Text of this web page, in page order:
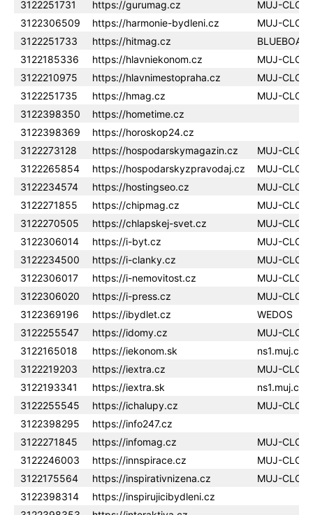
3122251731 https://gurumag.cz
MUJ-
3122306509
https://harmonie-bydleni.cz
MUJ-
3122251733
https://hitmag.cz
3122185336
https://hlavniekonom.cz
MUJ-
3122210975
https://hlavnimestopraha.cz
MUJ-
3122251735
https://hmag.cz
MUJ-
3122398350
https://hometime.cz
3122398369
https://horoskop24.cz
3122273128
https://hospodarskymagazin.cz
MUJ-
3122265854
https://hospodarskyzpravodaj.cz
MUJ-
3122234574
https://hostingseo.cz
MUJ-
3122271855
https://chipmag.cz
MUJ-
3122270505
https://chlapskej-svet.cz
MUJ-
3122306014
https://i-byt.cz
MUJ-
3122234500
https://i-clanky.cz
MUJ-
3122306017
https://i-nemovitost.cz
MUJ-
3122306020
https://i-press.cz
MUJ-
3122369196
https://ibydlet.cz
WEDOS
3122255547
https://idomy.cz
MUJ-
3122165018
https://iekonom.sk
3122219203
https://iextra.cz
MUJ-
3122193341
https://iextra.sk
3122255545
https://ichalupy.cz
MUJ-
3122398295
https://info247.cz
3122271845
https://infomag.cz
MUJ-
3122246003
https://innspirace.cz
MUJ-
3122175564
https://inspirativnizena.cz
MUJ-
3122398314
https://inspirujicibydleni.cz